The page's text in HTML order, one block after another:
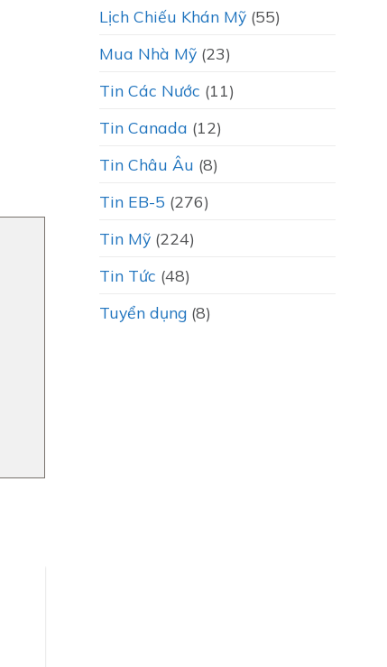
Lịch Chiếu Khán Mỹ(55)
Mua Nhà Mỹ(23)
Tin Các Nước (11)
Tin Canada (12)
Tin Châu Âu (8)
Tin EB-5 (276)
Tin Mỹ(224)
Tin Tức (48)
Tuyển dụng(8)